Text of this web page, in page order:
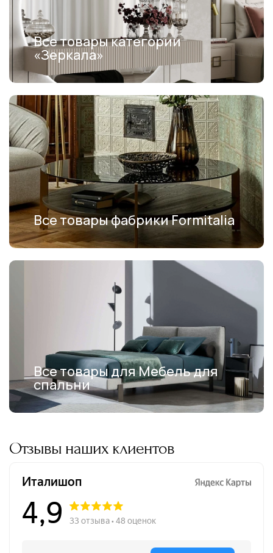
Все товары категории
«Зеркала»
Все товары фабрики Formitalia
Все товары для Мебель для
спальни
Отзывы наших клиентов